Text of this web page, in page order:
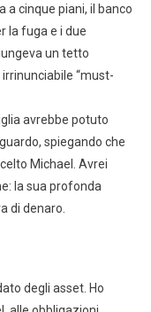
a cinque piani, il banco
la fuga e i due
un tetto
“must-
avrebbe potuto
spiegando che
Michael. Avrei
la sua profonda
di denaro.
degli asset. Ho